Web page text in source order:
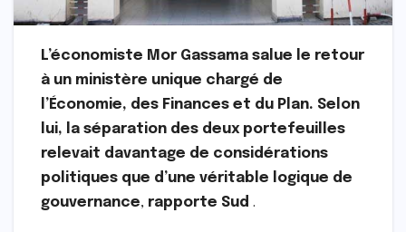
L’économiste Mor Gassama salue le retour
à un ministère unique chargé de
l’Économie, des Finances et du Plan. Selon
lui, la séparation des deux portefeuilles
relevait davantage de considérations
politiques que d’une véritable logique de
gouvernance, rapporte Sud .